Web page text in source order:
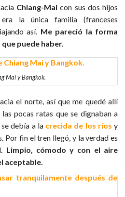
Chiang-Mai con sus dos hijos
la única familia (franceses
así. Me pareció la forma
puede haber.
Mai y Bangkok.
el norte, así que me quedé allí
pocas ratas que se dignaban a
debía a la crecida de los ríos y
Por fin el tren llegó, y la verdad es
Limpio, cómodo y con el aire
aceptable.